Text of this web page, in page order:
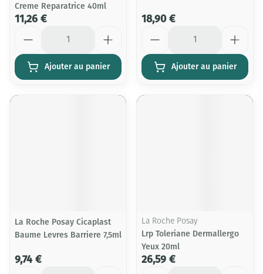
Creme Reparatrice 40ml
11,26 €
Ajouter au panier
18,90 €
Ajouter au panier
La Roche Posay Cicaplast
Baume Levres Barriere 7,5ml
9,74 €
La Roche Posay
Lrp Toleriane Dermallergo
Yeux 20ml
26,59 €